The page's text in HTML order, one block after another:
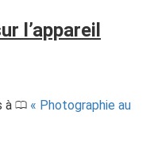
l’appareil
à 0
Photographie au